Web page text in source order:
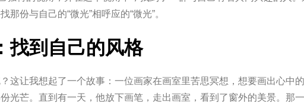
那份与自己的“微光”相呼应的“微光”。
找到自己的风格
这让我想起了一个故事：一位画家在画室里苦思冥想，想要画出心中
光芒。直到有一天，他放下画笔，走出画室，看到了窗外的美景。那